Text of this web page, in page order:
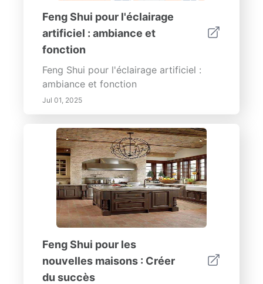
Feng Shui pour l'éclairage
artificiel : ambiance et
fonction
Feng Shui pour l'éclairage artificiel :
ambiance et fonction
Jul 01, 2025
Feng Shui pour les
nouvelles maisons : Créer
du succès